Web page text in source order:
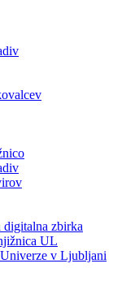
digitalna zbirka
UL
v Ljubljani